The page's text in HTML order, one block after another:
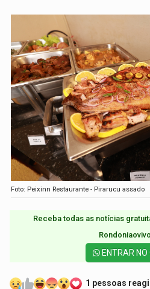
Foto: Peixinn Restaurante - Pirarucu assado
Receba todas as notícias
ENTRAR NO
1 pessoas